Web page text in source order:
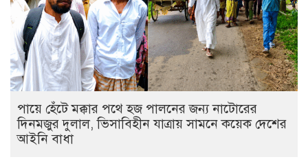
পায়ে হেঁটে মক্কার পথে হজ পালনের জন্য নাটোরের
দিনমজুর দুলাল, ভিসাবিহীন যাত্রায় সামনে কয়েক দেশের
আইনি বাধা